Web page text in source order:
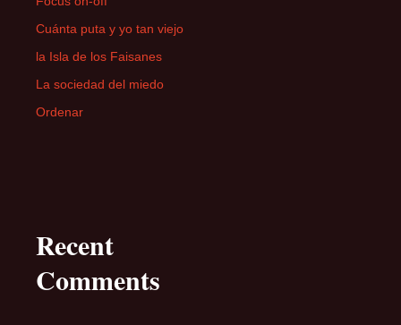
Cuánta puta y yo tan viejo
la Isla de los Faisanes
La sociedad del miedo
Ordenar
Recent
Comments